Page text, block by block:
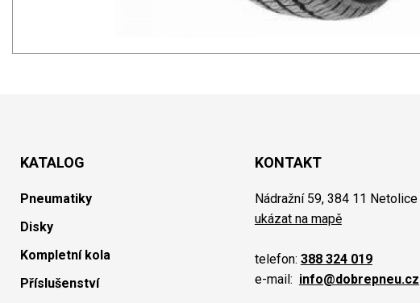
KATALOG
Pneumatiky
Disky
Kompletní kola
Příslušenství
KONTAKT
Nádražní 59, 384 11 Netolice
ukázat na mapě
telefon: 388 324 019
e-mail: info@dobrepneu.cz